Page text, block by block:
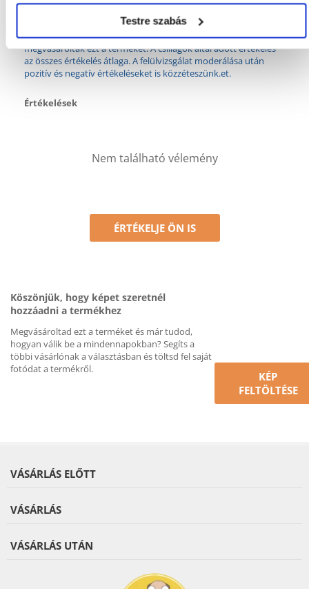
Testre szabás
Csak regisztrált FERA.HU vásárlók írhatnak véleményt, akik
megvásárolták ezt a terméket. A csillagok által adott értékelés
az összes értékelés átlaga. A felülvizsgálat moderálása után
pozitív és negatív értékeléseket is közzéteszünk.et.
Értékelések
Nem található vélemény
ÉRTÉKELJE ÖN IS
Köszönjük, hogy képet szeretnél
hozzáadni a termékhez
Megvásároltad ezt a terméket és már tudod,
hogyan válik be a mindennapokban? Segíts a
többi vásárlónak a választásban és töltsd fel saját
fotódat a termékről.
KÉP
FELTÖLTÉSE
VÁSÁRLÁS ELŐTT
VÁSÁRLÁS
VÁSÁRLÁS UTÁN